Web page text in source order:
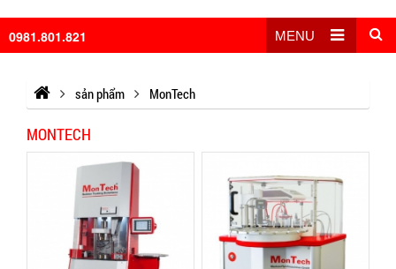
0981.801.821 MENU
sản phẩm MonTech
MONTECH